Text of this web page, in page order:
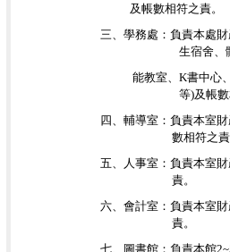
及帳數相符之責。
三、學務處：負責本處
生宿舍、
能教室、K書中心
等)及帳數
四、輔導室：負責本室
數相符之責
五、人事室：負責本室
責。
六、會計室：負責本室
責。
七、圖書館：負責本館